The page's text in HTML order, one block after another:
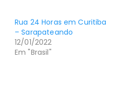
Rua 24 Horas em Curitiba
– Sarapateando
12/01/2022
Em "Brasil"